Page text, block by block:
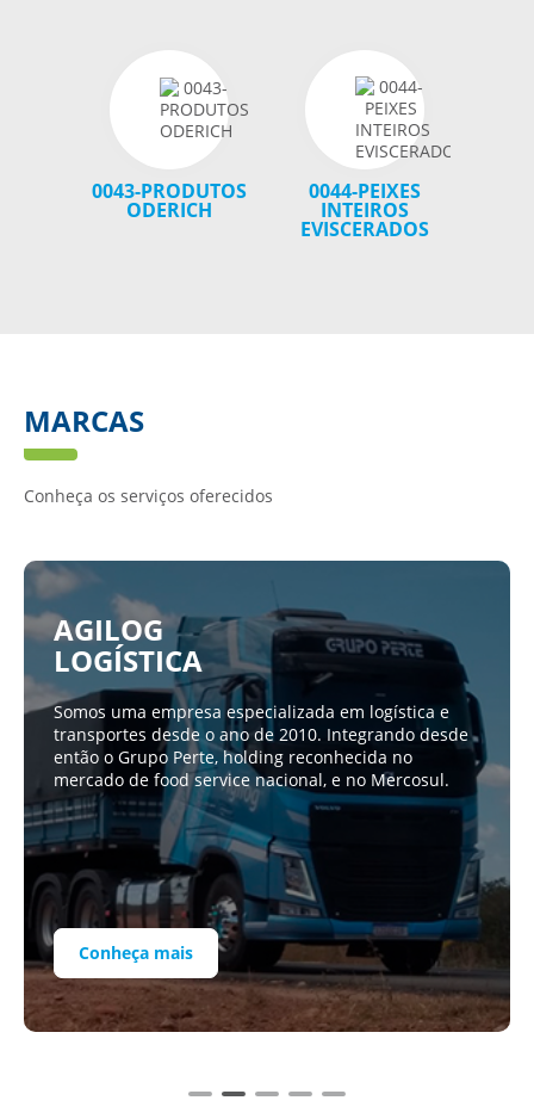
0043-PRODUTOS
ODERICH
0044-PEIXES
INTEIROS
EVISCERADOS
MARCAS
Conheça os serviços oferecidos
AGILOG
LOGÍSTICA
Somos uma empresa especializada em logística e
transportes desde o ano de 2010. Integrando desde
então o Grupo Perte, holding reconhecida no
mercado de food service nacional, e no Mercosul.
Conheça mais